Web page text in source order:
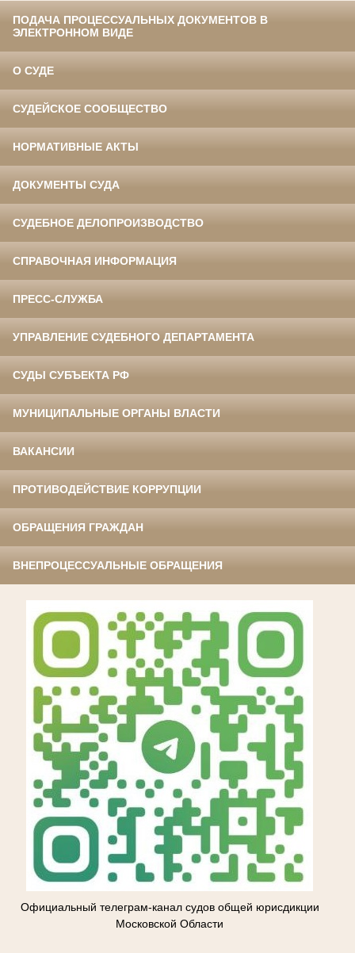
ПОДАЧА ПРОЦЕССУАЛЬНЫХ ДОКУМЕНТОВ В
ЭЛЕКТРОННОМ ВИДЕ
О СУДЕ
СУДЕЙСКОЕ СООБЩЕСТВО
НОРМАТИВНЫЕ АКТЫ
ДОКУМЕНТЫ СУДА
СУДЕБНОЕ ДЕЛОПРОИЗВОДСТВО
СПРАВОЧНАЯ ИНФОРМАЦИЯ
ПРЕСС-СЛУЖБА
УПРАВЛЕНИЕ СУДЕБНОГО ДЕПАРТАМЕНТА
СУДЫ СУБЪЕКТА РФ
МУНИЦИПАЛЬНЫЕ ОРГАНЫ ВЛАСТИ
ВАКАНСИИ
ПРОТИВОДЕЙСТВИЕ КОРРУПЦИИ
ОБРАЩЕНИЯ ГРАЖДАН
ВНЕПРОЦЕССУАЛЬНЫЕ ОБРАЩЕНИЯ
Официальный телеграм-канал судов общей юрисдикции
Московской Области